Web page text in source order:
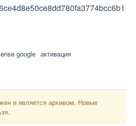
google активация
и является архивом. Новые